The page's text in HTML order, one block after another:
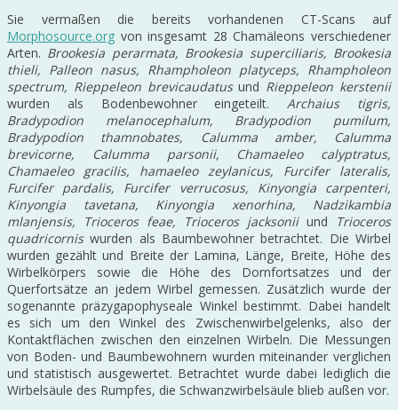
Sie vermaßen die bereits vorhandenen CT-Scans auf
Morphosource.org von insgesamt 28 Chamäleons verschiedener
Arten. Brookesia perarmata, Brookesia superciliaris, Brookesia
thieli, Palleon nasus, Rhampholeon platyceps, Rhampholeon
spectrum, Rieppeleon brevicaudatusund Rieppeleon kerstenii
wurden als Bodenbewohner eingeteilt.Archaius tigris,
Bradypodion melanocephalum, Bradypodion pumilum,
Bradypodion thamnobates, Calumma amber, Calumma
brevicorne, Calumma parsonii, Chamaeleo calyptratus,
Chamaeleo gracilis, hamaeleo zeylanicus, Furcifer lateralis,
Furcifer pardalis, Furcifer verrucosus, Kinyongia carpenteri,
Kinyongia tavetana, Kinyongia xenorhina, Nadzikambia
mlanjensis, Trioceros feae, Trioceros jacksoniiund
Trioceros
quadricorniswurden als Baumbewohner betrachtet. Die Wirbel
wurden gezählt und Breite der Lamina, Länge, Breite, Höhe des
Wirbelkörpers sowie die Höhe des Dornfortsatzes und der
Querfortsätze an jedem Wirbel gemessen. Zusätzlich wurde der
sogenannte präzygapophyseale Winkel bestimmt. Dabei handelt
es sich um den Winkel des Zwischenwirbelgelenks, also der
Kontaktflächen zwischen den einzelnen Wirbeln. Die Messungen
von Boden- und Baumbewohnern wurden miteinander verglichen
und statistisch ausgewertet. Betrachtet wurde dabei lediglich die
Wirbelsäule des Rumpfes, die Schwanzwirbelsäule blieb außen vor.